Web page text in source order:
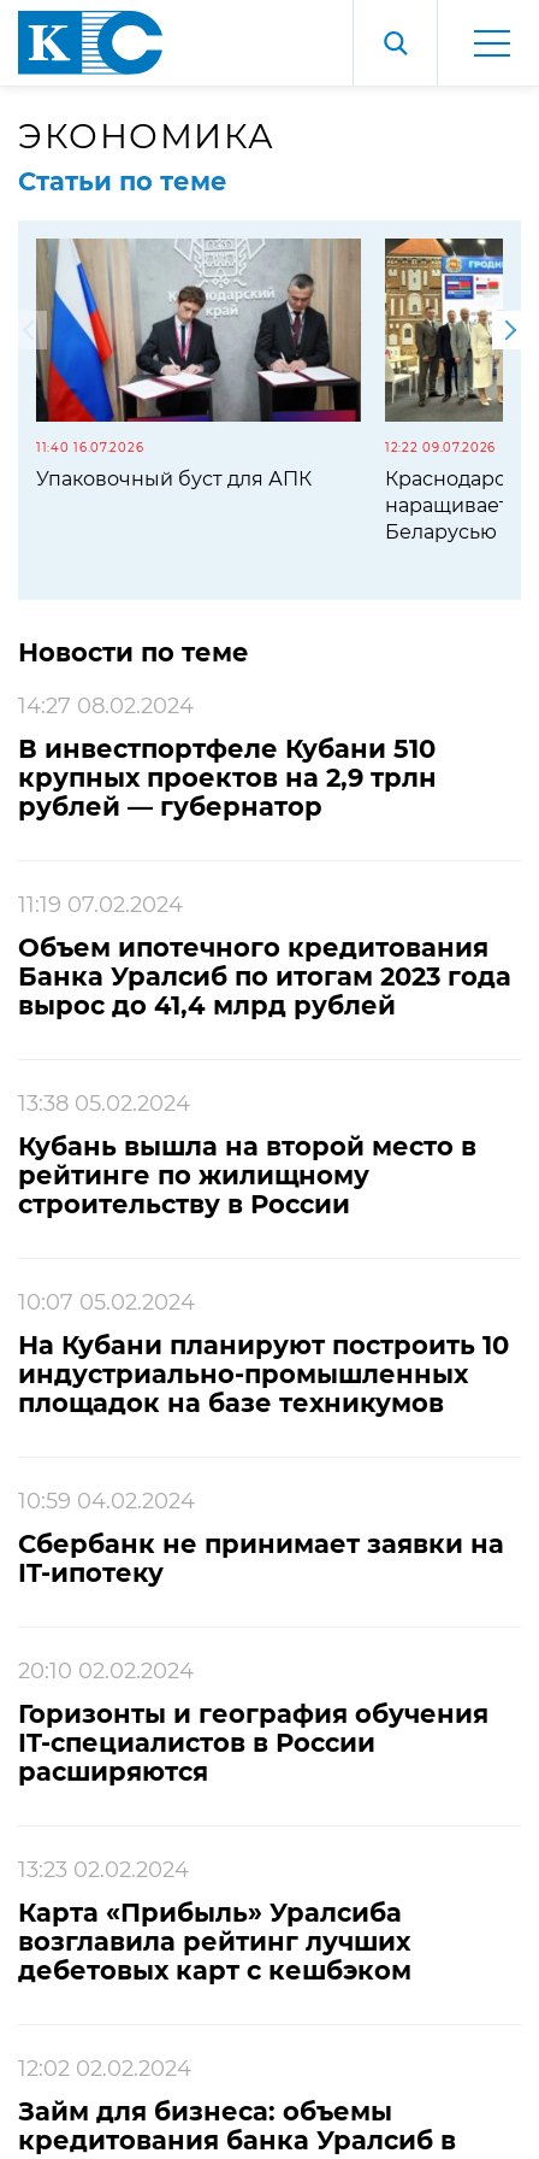
ЭКОНОМИКА
Статьи по теме
11:40 16.07.2026
Упаковочный буст для АПК
12:22 09.07.2026
наращивает
Беларусью
Новости по теме
14:27 08.02.2024
В инвестпортфеле Кубани 510
крупных проектов на 2,9 трлн
рублей — губернатор
11:19 07.02.2024
Объем ипотечного кредитования
Банка Уралсиб по итогам 2023 года
вырос до 41,4 млрд рублей
13:38 05.02.2024
Кубань вышла на второй место в
рейтинге по жилищному
строительству в России
10:07 05.02.2024
На Кубани планируют построить 10
индустриально-промышленных
площадок на базе техникумов
10:59 04.02.2024
Сбербанк не принимает заявки на
IT-ипотеку
20:10 02.02.2024
Горизонты и география обучения
IT-специалистов в России
расширяются
13:23 02.02.2024
Карта «Прибыль» Уралсиба
возглавила рейтинг лучших
дебетовых карт с кешбэком
12:02 02.02.2024
Займ для бизнеса: объемы
кредитования банка Уралсиб в